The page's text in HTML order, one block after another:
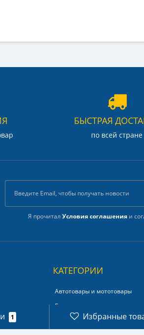
БЫСТРАЯ
по всей стране
Я прочиталУсловия соглашения и
КАТЕГОРИИ
Автотовары и мототовары
Бинокли
Другие товары
1 Избранные